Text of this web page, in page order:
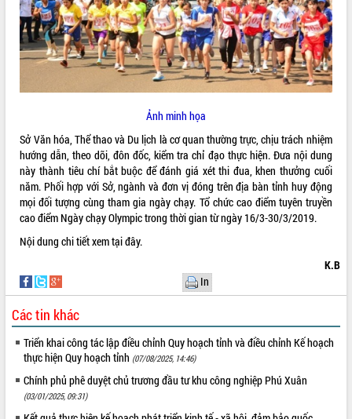
VIDEO
Khám bệnh, cấp phát thuốc miễn phí
và tặng quà người dân xã Cư Pui
Hội nghị UBND tỉnh Đắk Lắk thường kỳ
Ảnh minh họa
Sở Văn hóa, Thể thao và Du lịch là cơ quan thường trực, chịu trách nhiệm
hướng dẫn, theo dõi, đôn đốc, kiểm tra chỉ đạo thực hiện. Đưa nội dung
này thành tiêu chí bắt buộc để đánh giá xét thi đua, khen thưởng cuối
năm. Phối hợp với Sở, ngành và đơn vị đóng trên địa bàn tỉnh huy động
mọi đối tượng cùng tham gia ngày chạy. Tổ chức cao điểm tuyên truyền
cao điểm Ngày chạy Olympic trong thời gian từ ngày 16/3-30/3/2019.
Nội dung chi tiết xemtại đây.
K.B
In
Các tin khác
Triển khai công tác lập điều chỉnh Quy hoạch tỉnh và điều chỉnh Kế hoạch
thực hiện Quy hoạch tỉnh (07/08/2025, 14:46)
Chính phủ phê duyệt chủ trương đầu tư khu công nghiệp Phú Xuân
(03/01/2025, 09:31)